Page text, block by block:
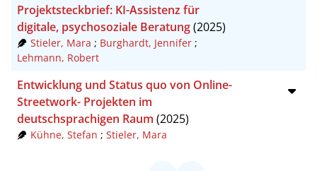
Projektsteckbrief: KI-Assistenz für
digitale, psychosoziale Beratung(2025)
Stieler, Mara ; Burghardt, Jennifer;
Lehmann, Robert
Entwicklung und Status quo von Online-
Streetwork- Projekten im
deutschsprachigen Raum (2025)
Kühne, Stefan ; Stieler, Mara